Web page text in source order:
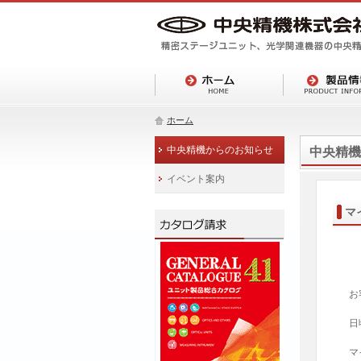
ホーム
中央精
マ
お
中央精機からのお知らせ
イベント案内